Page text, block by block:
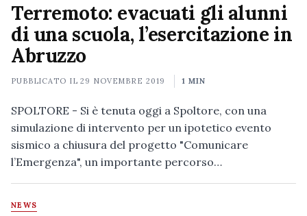
Terremoto: evacuati gli alunni
di una scuola, l’esercitazione in
Abruzzo
PUBBLICATO IL29 NOVEMBRE 2019 1 MIN
SPOLTORE - Si è tenuta oggi a Spoltore, con una
simulazione di intervento per un ipotetico evento
sismico a chiusura del progetto "Comunicare
l’Emergenza", un importante percorso…
NEWS